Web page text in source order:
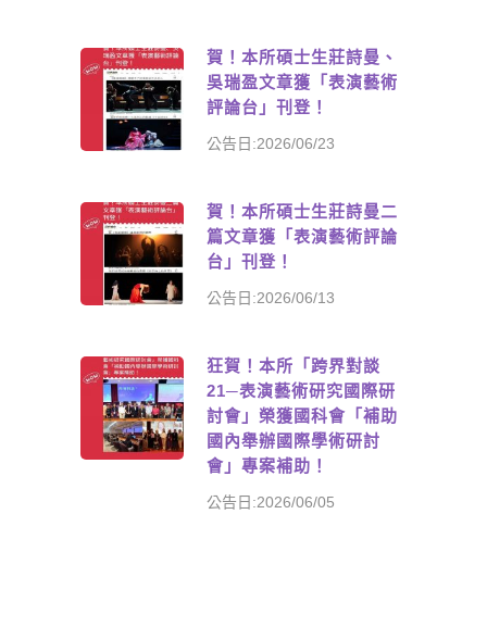
賀！本所碩士生莊詩曼、
吳瑞盈文章獲「表演藝術
評論台」刊登！
公告日:2026/06/23
賀！本所碩士生莊詩曼二
篇文章獲「表演藝術評論
台」刊登！
公告日:2026/06/13
狂賀！本所「跨界對談
21─表演藝術研究國際研
討會」榮獲國科會「補助
國內舉辦國際學術研討
會」專案補助！
公告日:2026/06/05